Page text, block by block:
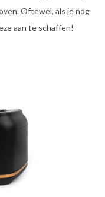
Oftewel, als je nog
aan te schaffen!